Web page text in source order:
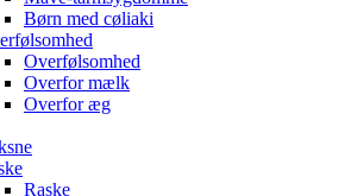
Børn med cøliaki
Overfølsomhed
Overfor mælk
Overfor æg
Raske